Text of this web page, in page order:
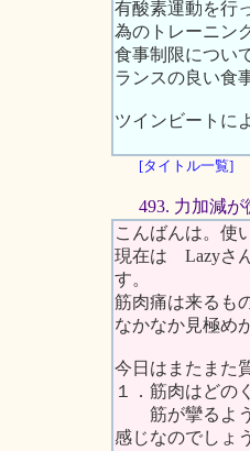
有酸素運動を行
為のトレーニン
食事制限につい
ランスの良い食
ツインビートに
[タイトル一覧]
493. 力加減
こんばんは。使
現在は Lazyさ
す。
筋肉痛は来るも
なかなか見極め
今日はまたまた
１．筋肉はどの
筋が攣るよう
感じなのでしょ